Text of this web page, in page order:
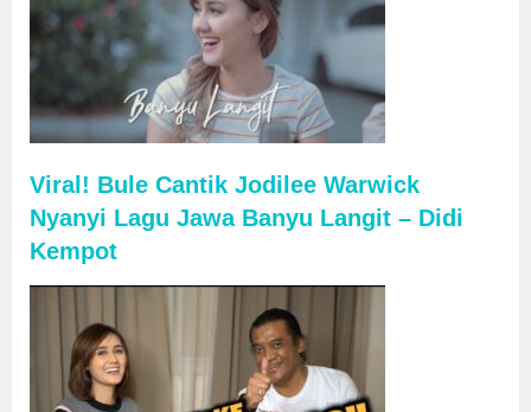
Viral! Bule Cantik Jodilee Warwick
Nyanyi Lagu Jawa Banyu Langit – Didi
Kempot